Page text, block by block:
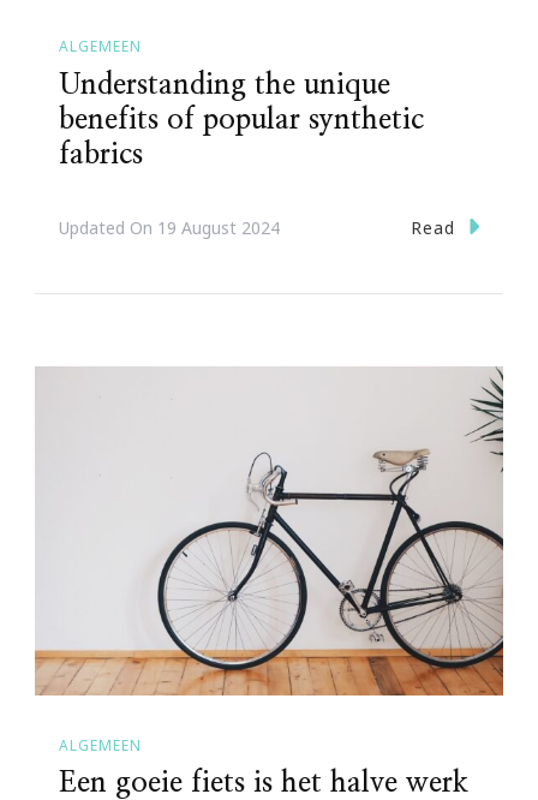
ALGEMEEN
Understanding the unique
benefits of popular synthetic
fabrics
Updated On 19 August 2024 Read
ALGEMEEN
Een goeie fiets is het halve werk